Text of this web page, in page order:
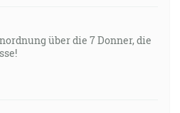
über die 7 Donner, die